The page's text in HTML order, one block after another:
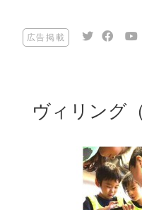
広告掲載
ヴィリング